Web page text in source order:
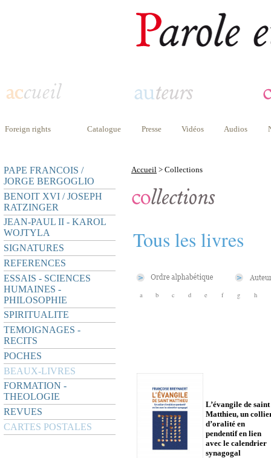
Foreign rights Catalogue Presse Vidéos Audios
PAPE FRANCOIS /
JORGE BERGOGLIO
BENOIT XVI / JOSEPH
RATZINGER
JEAN-PAUL II - KAROL
WOJTYLA
SIGNATURES
REFERENCES
ESSAIS - SCIENCES
HUMAINES -
PHILOSOPHIE
SPIRITUALITE
TEMOIGNAGES -
RECITS
POCHES
BEAUX-LIVRES
FORMATION -
THEOLOGIE
REVUES
CARTES POSTALES
Accueil > Collections
Tous les livres
a b c d e f g h
L’évangile de saint
Matthieu, un
d’oralité en
pendentif en lien
avec le calendrier
synagogal